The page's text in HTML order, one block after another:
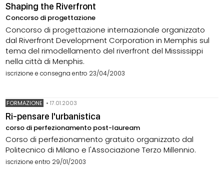
Shaping the Riverfront
Concorso di progettazione
Concorso di progettazione internazionale organizzato
dal Riverfront Development Corporation in Memphis sul
tema del rimodellamento del riverfront del Mississippi
nella città di Menphis.
iscrizione e consegna entro 23/04/2003
FORMAZIONE •17.01.2003
Ri-pensare l'urbanistica
corso di perfezionamento post-lauream
Corso di perfezionamento gratuito organizzato dal
Politecnico di Milano e l'Associazione Terzo Millennio.
iscrizione entro 29/01/2003